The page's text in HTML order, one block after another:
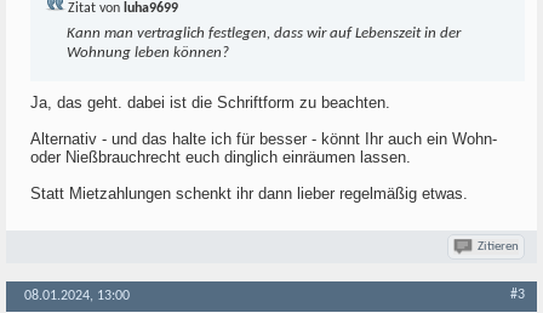
Zitat von luha9699
Kann man vertraglich festlegen, dass wir auf Lebenszeit in der
Wohnung leben können?
Ja, das geht. dabei ist die Schriftform zu beachten.
Alternativ - und das halte ich für besser - könnt Ihr auch ein Wohn-
oder Nießbrauchrecht euch dinglich einräumen lassen.
Statt Mietzahlungen schenkt ihr dann lieber regelmäßig etwas.
Zitieren
08.01.2024, 13:00 #3